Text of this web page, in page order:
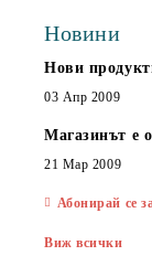
Новини
Нови
03 Апр 2009
Магазинът е
21 Мар 2009
Абонирай се
Виж всички